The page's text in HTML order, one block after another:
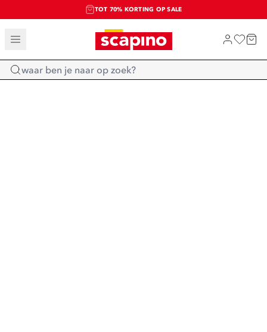
TOT 70% KORTING OP SALE
SALE: LAATSTE KANS!
SHOP NIEUW
Home